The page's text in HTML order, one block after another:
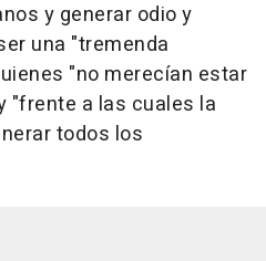
y generar odio y
una "tremenda
"no merecían estar
"frente a las cuales la
todos los